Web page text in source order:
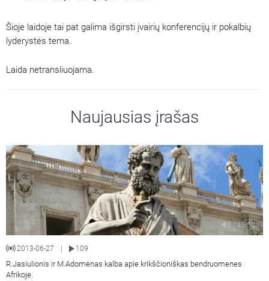
Šioje laidoje tai pat galima išgirsti įvairių konferencijų ir pokalbių
lyderystės tema.
Laida netransliuojama.
Naujausias įrašas
45:00
2013-06-27 | 109
R.Jasiulionis ir M.Adomėnas kalba apie krikščioniškas bendruomenes
Afrikoje.